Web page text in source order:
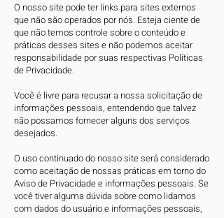
O nosso site pode ter links para sites externos
que não são operados por nós. Esteja ciente de
que não temos controle sobre o conteúdo e
práticas desses sites e não podemos aceitar
responsabilidade por suas respectivas Políticas
de Privacidade.
Você é livre para recusar a nossa solicitação de
informações pessoais, entendendo que talvez
não possamos fornecer alguns dos serviços
desejados.
O uso continuado do nosso site será considerado
como aceitação de nossas práticas em torno do
Aviso de Privacidade e informações pessoais. Se
você tiver alguma dúvida sobre como lidamos
com dados do usuário e informações pessoais,